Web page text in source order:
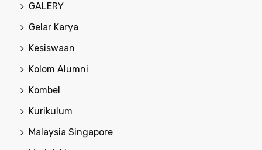
GALERY
Gelar Karya
Kesiswaan
Kolom Alumni
Kombel
Kurikulum
Malaysia Singapore